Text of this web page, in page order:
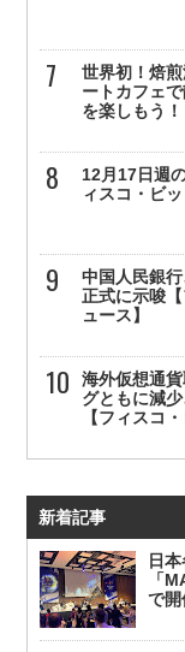
世界初！焙
ートカフェ
を楽しもう！
12月17日週
ィスコ・ビ
中国人民銀
正式に示唆
ュース】
海外仮想通
グともに減
【フィスコ
新着記事
日
「
で開